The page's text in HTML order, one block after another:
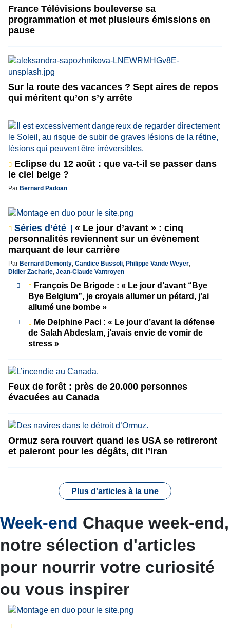
France Télévisions bouleverse sa
programmation et met plusieurs émissions en
pause
Sur la route des vacances ? Sept aires de repos
qui méritent qu’on s’y arrête
Eclipse du 12 août : que va-t-il se passer dans
le ciel belge ?
Par Bernard Padoan
Séries d’été
« Le jour d’avant » : cinq
personnalités reviennent sur un évènement
marquant de leur carrière
Par Bernard Demonty, Candice Bussoli, Philippe Vande Weyer,
Didier Zacharie, Jean-Claude Vantroyen
François De Brigode : « Le jour d’avant “Bye
Bye Belgium”, je croyais allumer un pétard, j’ai
allumé une bombe »
Me Delphine Paci : « Le jour d’avant la défense
de Salah Abdeslam, j’avais envie de vomir de
stress »
Feux de forêt : près de 20.000 personnes
évacuées au Canada
Ormuz sera rouvert quand les USA se retireront
et paieront pour les dégâts, dit l’Iran
Plus d'articles à la une
Week-end Chaque week-end,
notre sélection d'articles
pour nourrir votre curiosité
ou vous inspirer